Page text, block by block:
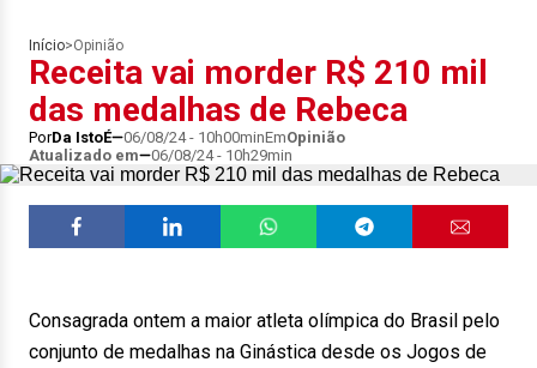
Início>Opinião
Receita vai morder R$ 210 mil
das medalhas de Rebeca
PorDa IstoÉ 06/08/24 - 10h00minEmOpinião
Atualizado em
06/08/24 - 10h29min
Consagrada ontem a maior atleta olímpica do Brasil pelo
conjunto de medalhas na Ginástica desde os Jogos de